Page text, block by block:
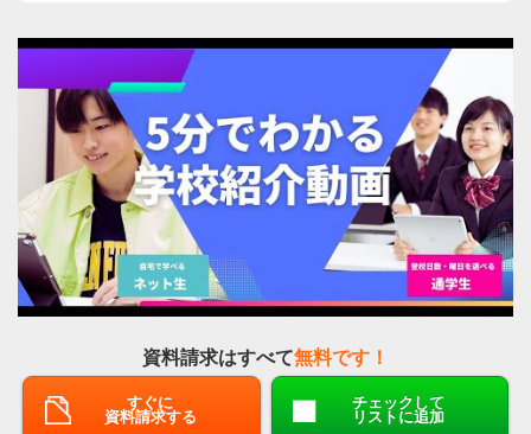
資料請求はすべて無料です！
すぐに
資料請求する
チェックして
リストに追加